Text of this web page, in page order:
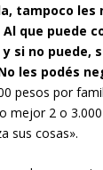
tampoco les
Al que puede
si no puede,
les podés
pesos por
mejor 2 o
sus cosas».